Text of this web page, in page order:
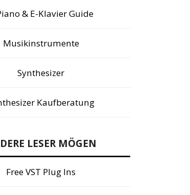
& E-Klavier Guide
Musikinstrumente
Synthesizer
Kaufberatung
LESER MÖGEN
Free VST Plug Ins